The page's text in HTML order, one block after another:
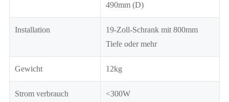
490mm (D)
Installation
19-Zoll-Schrank mit 800mm
Tiefe oder mehr
Gewicht 12kg
Strom verbrauch <300W